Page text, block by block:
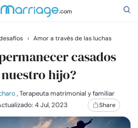
› Amor a través de las luchas
casados
hijo?
, Terapeuta matrimonial y familiar
4 Jul, 2023 Share